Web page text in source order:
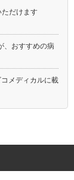
ただけます
、おすすめの病
メディカルに載